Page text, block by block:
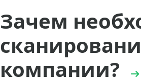
Зачем
компании?